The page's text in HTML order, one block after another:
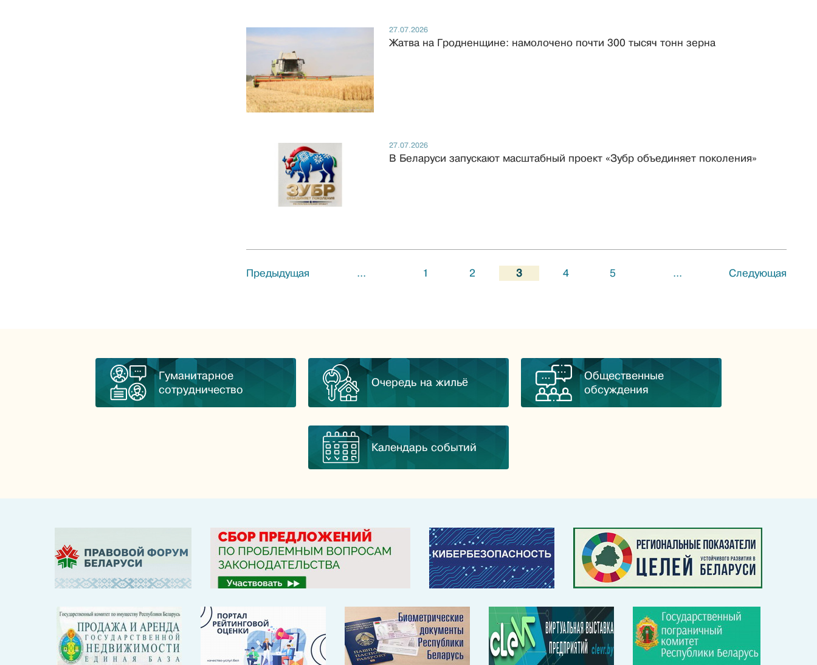
27.07.2026
Жатва на Гродненщине: намолочено почти 300 тысяч тонн зерна
27.07.2026
В Беларуси запускают масштабный проект «Зубр объединяет поколения»
Предыдущая ... 1 2 3 4 5 ... Следующая
Гуманитарное
сотрудничество
Очередь на жильё
Общественные
обсуждения
Календарь событий